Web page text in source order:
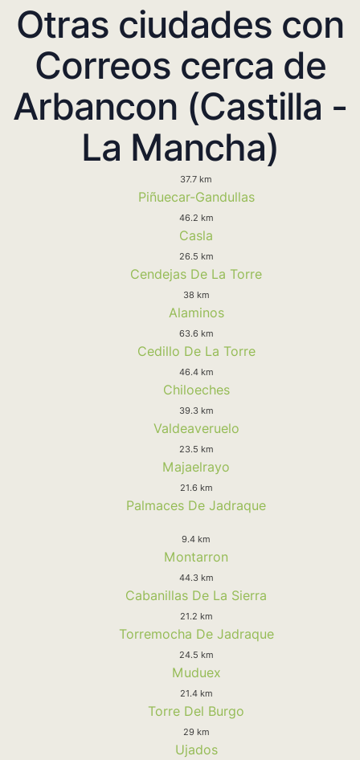
Otras ciudades con
Correos cerca de
Arbancon (Castilla -
La Mancha)
37.7 km
Piñuecar-Gandullas
46.2 km
Casla
26.5 km
Cendejas De La Torre
38 km
Alaminos
63.6 km
Cedillo De La Torre
46.4 km
Chiloeches
39.3 km
Valdeaveruelo
23.5 km
Majaelrayo
21.6 km
Palmaces De Jadraque
9.4 km
Montarron
44.3 km
Cabanillas De La Sierra
21.2 km
Torremocha De Jadraque
24.5 km
Muduex
21.4 km
Torre Del Burgo
29 km
Ujados